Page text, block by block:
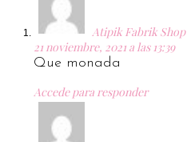
Atipik Fabrik Shop
21 noviembre, 2021 a las 13:39
Que monada
Accede para responder